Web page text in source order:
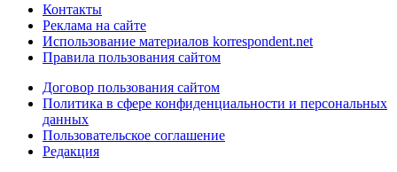
Контакты
Реклама на сайте
Использование материалов korrespondent.net
Правила пользования сайтом
Договор пользования сайтом
Политика в сфере конфиденциальности и персональных
данных
Пользовательское соглашение
Редакция